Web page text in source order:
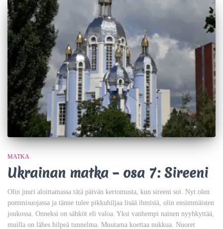
MATKA
Ukrainan matka – osa 7: Sireeni
Olin juuri aloittamassa tätä päivän kertomusta, kun sireeni soi. Nyt olen
pommisuojassa ja tänne tulee pikkuhiljaa lisää ihmisiä, olin ensimmäisten
joukossa. Onneksi on sähköt eli valoa. Yksi vanhempi nainen nyyhkyttää,
muilla on lähes hilpeä tunnelma. Muutama koettaa nukkua. Nuoret